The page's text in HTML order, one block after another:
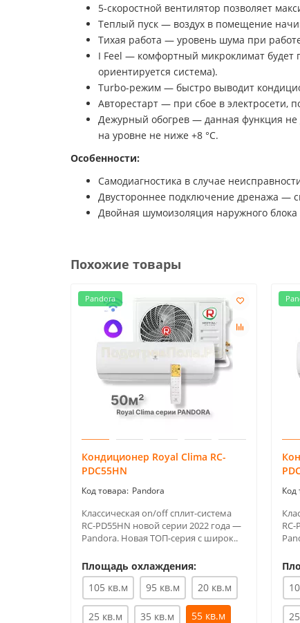
5-скоростной вентилятор позволяет
Теплый пуск — воздух в помещение
Тихая работа — уровень шума при
I Feel — комфортный микроклимат будет
ориентируется система).
Turbo-режим — быстро выводит
Авторестарт — при сбое в электросети,
Дежурный обогрев — данная функция не
на уровне не ниже +8 °С.
Особенности:
Самодиагностика в случае
Двустороннее подключение дренажа —
Двойная шумоизоляция наружного
Похожие товары
Pandora
Кондиционер Royal Clima RC-
PDC55HN
Pandora
Классическая on/off сплит-система
RC-PD55HN новой серии 2022 года —
Pandora. Новая ТОП-серия с широк..
Площадь охлаждения:
105 кв.м
95 кв.м 20 кв.м
25 кв.м 35 кв.м 55 кв.м